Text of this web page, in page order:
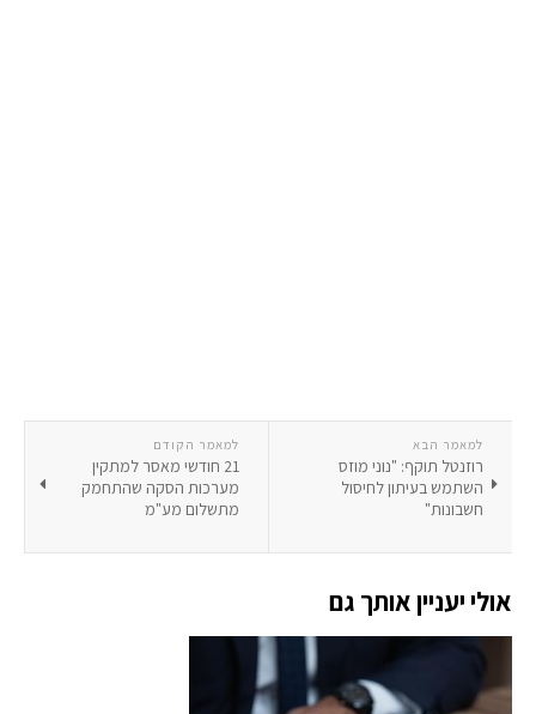
למאמר הקודם
21 חודשי מאסר למתקין
מערכות הסקה שהתחמק
מתשלום מע"מ
למאמר הבא
רוזנטל תוקף: "נוני מוזס
השתמש בעיתון לחיסול
חשבונות"
אולי יעניין אותך גם